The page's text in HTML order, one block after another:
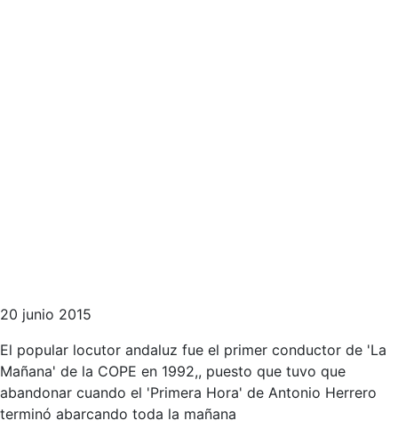
20 junio 2015
El popular locutor andaluz fue el primer conductor de 'La
Mañana' de la COPE en 1992,, puesto que tuvo que
abandonar cuando el 'Primera Hora' de Antonio Herrero
terminó abarcando toda la mañana